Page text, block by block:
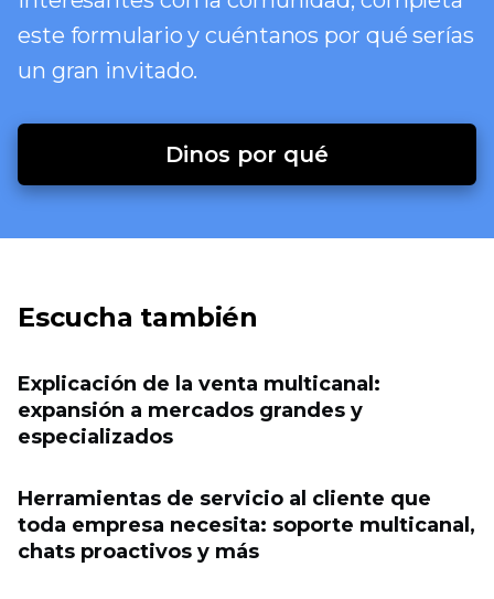
este formulario y cuéntanos por qué serías
un gran invitado.
Dinos por qué
Escucha también
Explicación de la venta multicanal:
expansión a mercados grandes y
especializados
Herramientas de servicio al cliente que
toda empresa necesita: soporte multicanal,
chats proactivos y más